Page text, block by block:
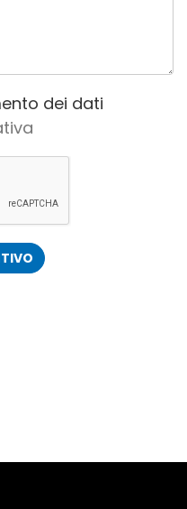
dei dati